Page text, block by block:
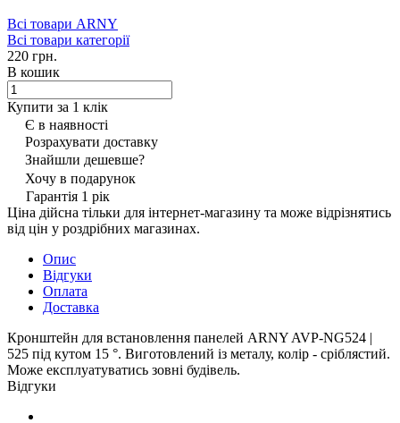
Всі товари ARNY
Всі товари категорії
220 грн.
В кошик
Купити за 1 клiк
Є в наявності
Розрахувати доставку
Знайшли дешевше?
Хочу в подарунок
Гарантія 1 рік
Ціна дійсна тільки для інтернет-магазину та може відрізнятись
від цін у роздрібних магазинах.
Опис
Відгуки
Оплата
Доставка
Кронштейн для встановлення панелей ARNY AVP-NG524 |
525 під кутом 15 °. Виготовлений із металу, колір - сріблястий.
Може експлуатуватись зовні будівель.
Відгуки